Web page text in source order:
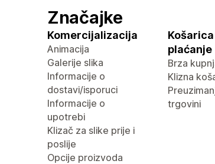
Značajke
Komercijalizacija
Animacija
Galerije slika
Informacije o
dostavi/isporuci
Informacije o
upotrebi
Klizač za slike prije i
poslije
Opcije proizvoda
Košarica
plaćanje
Brza
Klizna
trgovini